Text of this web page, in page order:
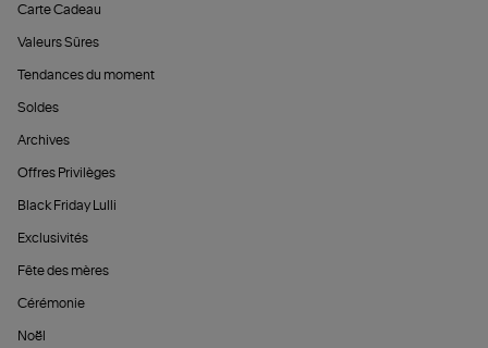
Carte Cadeau
Valeurs Sûres
Tendances du moment
Soldes
Archives
Offres Privilèges
Black Friday Lulli
Exclusivités
Fête des mères
Cérémonie
Noël